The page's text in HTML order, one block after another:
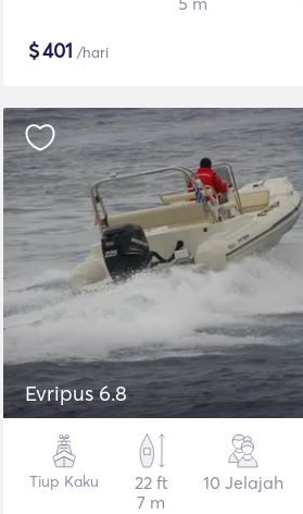
$401 /hari
Evripus 6.8
Tiup Kaku
22 ft
7 m
10 Jelajah